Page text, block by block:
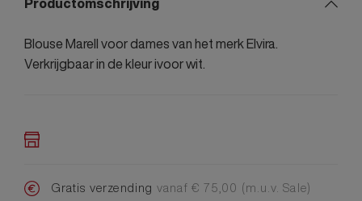
Blouse Marell voor dames van het merk Elvira.
Verkrijgbaar in de kleur ivoor wit.
Gratis verzending vanaf € 75,00 (m.u.v. Sale)